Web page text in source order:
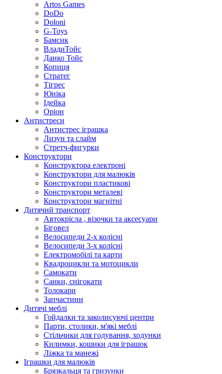
Artos Games
DoDo
Doloni
G-Toys
Бамсик
ВладиТойс
Данко Тойс
Копиця
Стратег
Тігрес
Юніка
Ідейка
Оріон
Антистреси
Антистрес іграшка
Лизун та слайм
Стретч-фигурки
Конструктори
Конструктора електроні
Конструктори для малюків
Конструктори пластикові
Конструктори металеві
Конструктори магнітні
Дитячий транспорт
Автокрісла , візочки та аксесуари
Біговел
Велосипеди 2-х колісні
Велосипеди 3-х колісні
Електромобілі та карти
Квадроцикли та мотоцикли
Самокати
Санки, снігокати
Толокари
Запчастини
Дитячі меблі
Гойдалки та заколисуючі центри
Парти, столики, м'які меблі
Стільчики для годування, ходунки
Килимки, кошики для іграшок
Ліжка та манежі
Іграшки для малюків
Брязкальця та гризунки